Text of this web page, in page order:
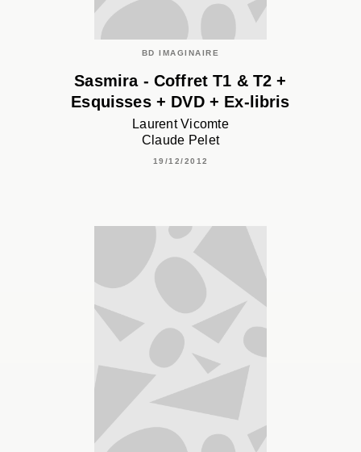
BD IMAGINAIRE
Sasmira - Coffret T1 & T2 +
Esquisses + DVD + Ex-libris
Laurent Vicomte
Claude Pelet
19/12/2012